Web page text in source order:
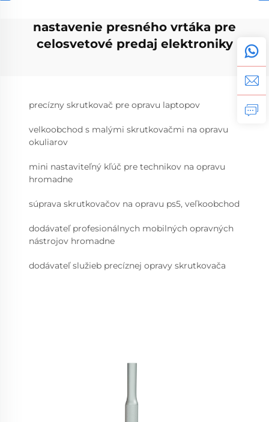
nastavenie presného vrtáka pre
celosvetové predaj elektroniky
precízny skrutkovač pre opravu laptopov
velkoobchod s malými skrutkovačmi na opravu
okuliarov
mini nastaviteľný kľúč pre technikov na opravu
hromadne
súprava skrutkovačov na opravu ps5, veľkoobchod
dodávateľ profesionálnych mobilných opravných
nástrojov hromadne
dodávateľ služieb precíznej opravy skrutkovača